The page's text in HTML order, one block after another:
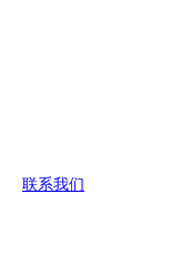
联系我们